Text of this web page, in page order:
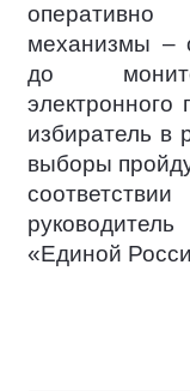
оперативно
механизмы –
до
электронного
избиратель в
выборы
«Единой